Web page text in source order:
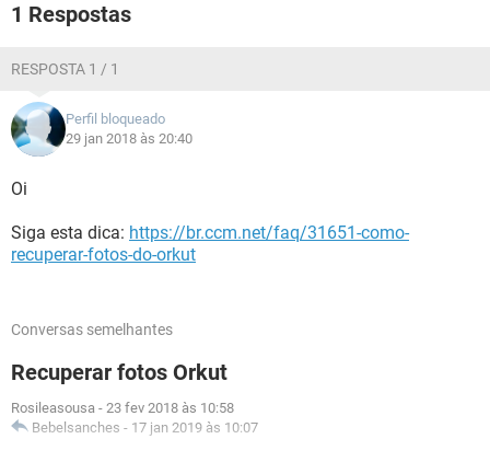
1 Respostas
RESPOSTA 1 / 1
Perfil bloqueado
29 jan 2018 às 20:40
Oi
Siga esta dica: https://br.ccm.net/faq/31651-como-
recuperar-fotos-do-orkut
Conversas semelhantes
Recuperar fotos Orkut
Rosileasousa - 23 fev 2018 às 10:58
Bebelsanches - 17 jan 2019 às 10:07